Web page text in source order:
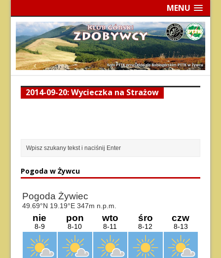
MENU
2014-09-20: Wycieczka na Strażow
Pogoda w Żywcu